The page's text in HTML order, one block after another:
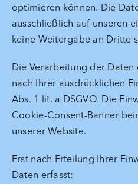
optimieren können. Die
ausschließlich auf unseren
keine Weitergabe an Dritte
Die Verarbeitung der
nach Ihrer ausdrücklichen
Abs. 1 lit. a DSGVO. Die
Cookie-Consent-Banner
unserer Website.
Erst nach Erteilung Ihrer
Daten erfasst: